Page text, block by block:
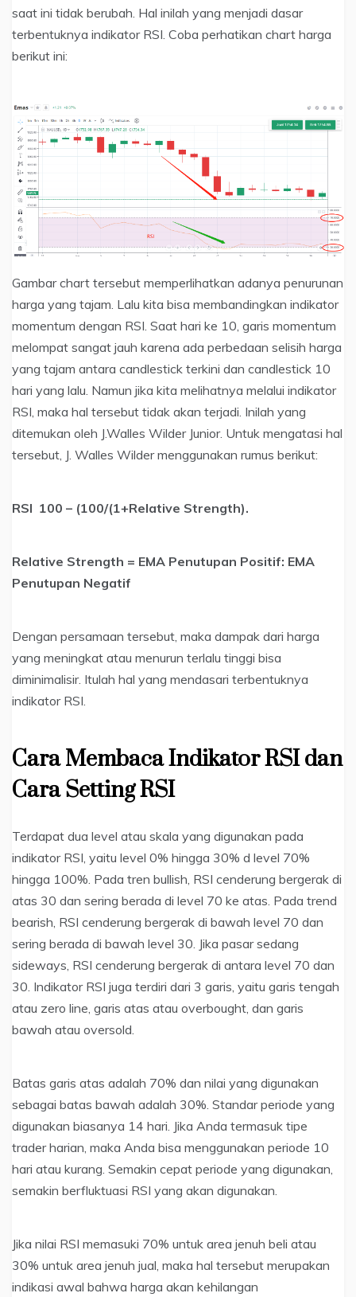
saat ini tidak berubah. Hal inilah yang menjadi dasar
terbentuknya indikator RSI. Coba perhatikan chart harga
berikut ini:
Gambar chart tersebut memperlihatkan adanya penurunan
harga yang tajam. Lalu kita bisa membandingkan indikator
momentum dengan RSI. Saat hari ke 10, garis momentum
melompat sangat jauh karena ada perbedaan selisih harga
yang tajam antara candlestick terkini dan candlestick 10
hari yang lalu. Namun jika kita melihatnya melalui indikator
RSI, maka hal tersebut tidak akan terjadi. Inilah yang
ditemukan oleh J.Walles Wilder Junior. Untuk mengatasi hal
tersebut, J. Walles Wilder menggunakan rumus berikut:
RSI 100 – (100/(1+Relative Strength).
Relative Strength = EMA Penutupan Positif: EMA
Penutupan Negatif
Dengan persamaan tersebut, maka dampak dari harga
yang meningkat atau menurun terlalu tinggi bisa
diminimalisir. Itulah hal yang mendasari terbentuknya
indikator RSI.
Cara Membaca Indikator RSI dan
Cara Setting RSI
Terdapat dua level atau skala yang digunakan pada
indikator RSI, yaitu level 0% hingga 30% d level 70%
hingga 100%. Pada tren bullish, RSI cenderung bergerak di
atas 30 dan sering berada di level 70 ke atas. Pada trend
bearish, RSI cenderung bergerak di bawah level 70 dan
sering berada di bawah level 30. Jika pasar sedang
sideways, RSI cenderung bergerak di antara level 70 dan
30. Indikator RSI juga terdiri dari 3 garis, yaitu garis tengah
atau zero line, garis atas atau overbought, dan garis
bawah atau oversold.
Batas garis atas adalah 70% dan nilai yang digunakan
sebagai batas bawah adalah 30%. Standar periode yang
digunakan biasanya 14 hari. Jika Anda termasuk tipe
trader harian, maka Anda bisa menggunakan periode 10
hari atau kurang. Semakin cepat periode yang digunakan,
semakin berfluktuasi RSI yang akan digunakan.
Jika nilai RSI memasuki 70% untuk area jenuh beli atau
30% untuk area jenuh jual, maka hal tersebut merupakan
indikasi awal bahwa harga akan kehilangan